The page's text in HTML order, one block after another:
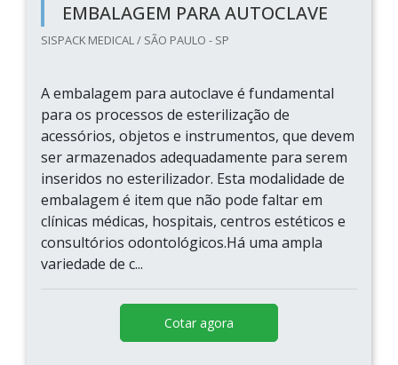
EMBALAGEM PARA AUTOCLAVE
SISPACK MEDICAL / SÃO PAULO - SP
A embalagem para autoclave é fundamental
para os processos de esterilização de
acessórios, objetos e instrumentos, que devem
ser armazenados adequadamente para serem
inseridos no esterilizador. Esta modalidade de
embalagem é item que não pode faltar em
clínicas médicas, hospitais, centros estéticos e
consultórios odontológicos.Há uma ampla
variedade de c...
Cotar agora